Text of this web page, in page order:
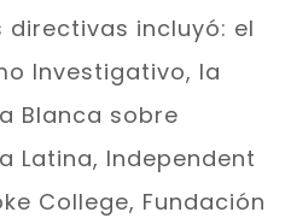
incluyó: el
Investigativo, la
Blanca sobre
Latina, Independent
College, Fundación